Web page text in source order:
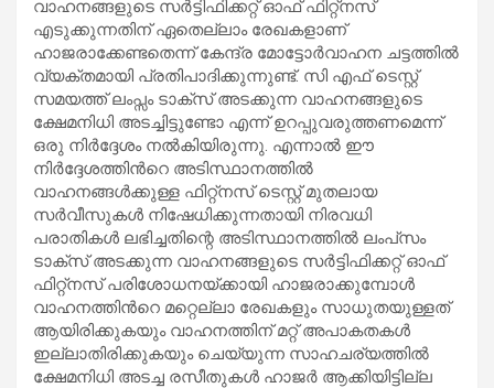
വാഹനങ്ങളുടെ സർട്ടിഫിക്കറ്റ് ഓഫ് ഫിറ്റ്നസ്
എടുക്കുന്നതിന് ഏതെല്ലാം രേഖകളാണ്
ഹാജരാക്കേണ്ടതെന്ന് കേന്ദ്ര മോട്ടോർവാഹന ചട്ടത്തിൽ
വ്യക്തമായി പ്രതിപാദിക്കുന്നുണ്ട്. സി എഫ് ടെസ്റ്റ്
സമയത്ത് ലംപ്സം ടാക്‌സ് അടക്കുന്ന വാഹനങ്ങളുടെ
ക്ഷേമനിധി അടച്ചിട്ടുണ്ടോ എന്ന് ഉറപ്പുവരുത്തണമെന്ന്
ഒരു നിർദ്ദേശം നൽകിയിരുന്നു. എന്നാൽ ഈ
നിർദ്ദേശത്തിൻറെ അടിസ്ഥാനത്തിൽ
വാഹനങ്ങൾക്കുള്ള ഫിറ്റ്‌നസ് ടെസ്റ്റ് മുതലായ
സർവീസുകൾ നിഷേധിക്കുന്നതായി നിരവധി
പരാതികൾ ലഭിച്ചതിന്റെ അടിസ്ഥാനത്തിൽ ലംപ്‌സം
ടാക്‌സ് അടക്കുന്ന വാഹനങ്ങളുടെ സർട്ടിഫിക്കറ്റ് ഓഫ്
ഫിറ്റ്നസ് പരിശോധനയ്ക്കായി ഹാജരാക്കുമ്പോൾ
വാഹനത്തിൻറെ മറ്റെല്ലാ രേഖകളും സാധുതയുള്ളത്
ആയിരിക്കുകയും വാഹനത്തിന് മറ്റ് അപാകതകൾ
ഇല്ലാതിരിക്കുകയും ചെയ്യുന്ന സാഹചര്യത്തിൽ
ക്ഷേമനിധി അടച്ച രസീതുകൾ ഹാജർ ആക്കിയിട്ടില്ല